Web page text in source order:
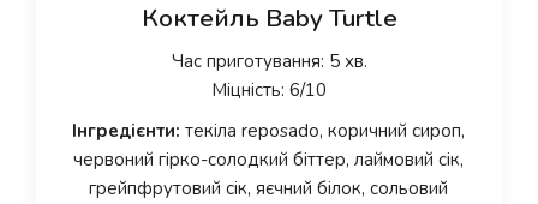
Коктейль Baby Turtle
Час приготування: 5 хв.
Міцність: 6/10
Інгредієнти: текіла reposado, коричний сироп,
червоний гірко-солодкий біттер, лаймовий сік,
грейпфрутовий сік, яєчний білок, сольовий